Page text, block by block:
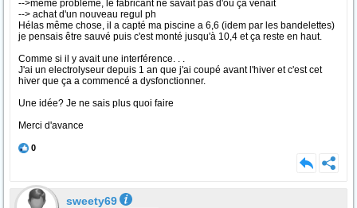
-->même problème, le fabricant ne savait pas d'oû ça venait
--> achat d'un nouveau regul ph
Hélas même chose, il a capté ma piscine a 6,6 (idem par les bandelettes)
je pensais être sauvé puis c'est monté jusqu'à 10,4 et ça reste en haut.
Comme si il y avait une interférence. . .
J'ai un electrolyseur depuis 1 an que j'ai coupé avant l'hiver et c'est cet
hiver que ça a commencé a dysfonctionner.
Une idée? Je ne sais plus quoi faire
Merci d'avance
0
sweety69